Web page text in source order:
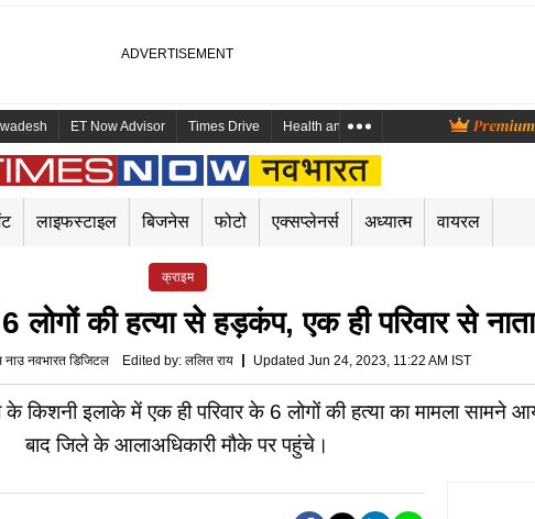
ET Now Advisor Times Drive Health and Me Bengali
लाइफस्टाइल बिजनेस फोटो एक्सप्लेनर्स अध्यात्म वायरल
क्राइम
लोगों की हत्या से हड़कंप, एक ही परिवार से नाता
नाउ नवभारत डिजिटल Edited by: ललित राय Updated Jun 24, 2023, 11:22 AM IST
इलाके में एक ही परिवार के 6 लोगों की हत्या का मामला सामने
बाद जिले के आलाअधिकारी मौके पर पहुंचे।